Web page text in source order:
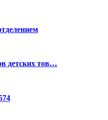
детских тов…